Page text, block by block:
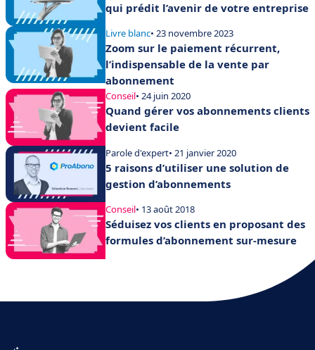
qui prédit l’avenir de votre entreprise
Livre blanc• 23 novembre 2023
Zoom sur le paiement récurrent,
l’indispensable de la vente par
abonnement
Conseil• 24 juin 2020
Quand gérer vos abonnements clients
devient facile
Parole d'expert• 21 janvier 2020
5 raisons d’utiliser une solution de
gestion d’abonnements
Conseil• 13 août 2018
Séduisez vos clients en proposant des
formules d’abonnement sur-mesure